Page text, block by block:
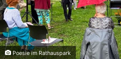
Poesie im Rathauspark